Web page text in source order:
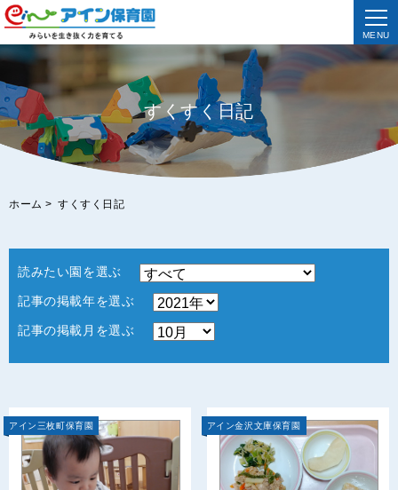
MENU
すくすく日記
ホーム > すくすく日記
読みたい園を選ぶ
記事の掲載年を選ぶ
記事の掲載月を選ぶ
アイン三枚町保育園 アイン金沢文庫保育園